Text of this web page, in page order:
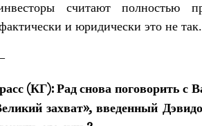
считают полностью
и юридически это не так.
(КГ): Рад снова поговорить
захват», введенный